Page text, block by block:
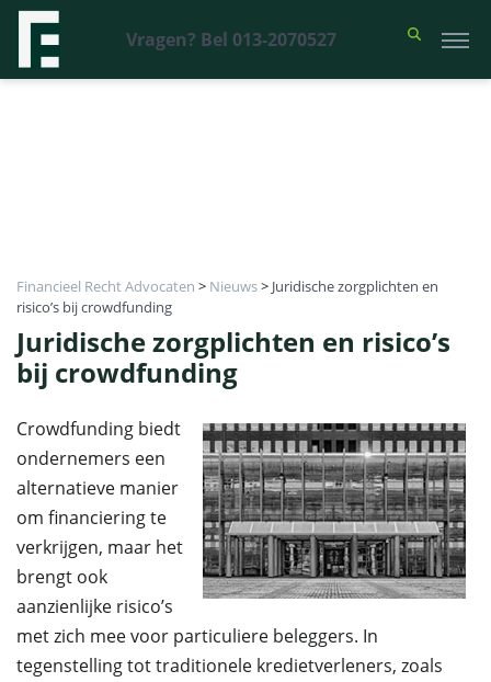
Vragen? Bel 013-2070527
Financieel Recht Advocaten > Nieuws> Juridische zorgplichten en
risico’s bij crowdfunding
Juridische zorgplichten en risico’s
bij crowdfunding
Crowdfunding biedt
ondernemers een
alternatieve manier
om financiering te
verkrijgen, maar het
brengt ook
aanzienlijke risico’s
met zich mee voor particuliere beleggers. In
tegenstelling tot traditionele kredietverleners, zoals